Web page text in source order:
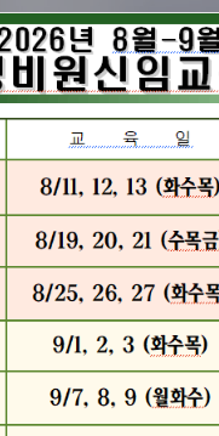
공지사항
공지사항
공지사항